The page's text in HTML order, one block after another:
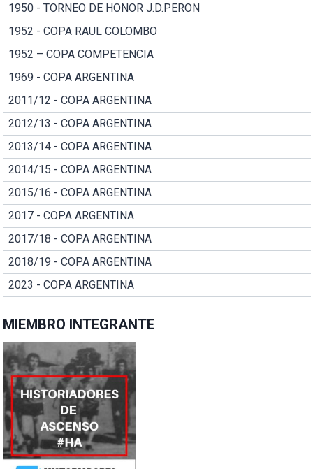
1950 - TORNEO DE HONOR J.D.PERON
1952 - COPA RAUL COLOMBO
1952 – COPA COMPETENCIA
1969 - COPA ARGENTINA
2011/12 - COPA ARGENTINA
2012/13 - COPA ARGENTINA
2013/14 - COPA ARGENTINA
2014/15 - COPA ARGENTINA
2015/16 - COPA ARGENTINA
2017 - COPA ARGENTINA
2017/18 - COPA ARGENTINA
2018/19 - COPA ARGENTINA
2023 - COPA ARGENTINA
MIEMBRO INTEGRANTE